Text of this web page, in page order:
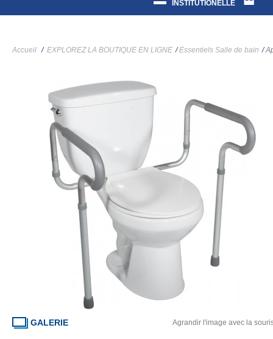
INSTITUTIONELLE
Accueil / EXPLOREZ LA BOUTIQUE EN LIGNE / Essentiels Salle de bain /
GALERIE Agrandir l'image avec la